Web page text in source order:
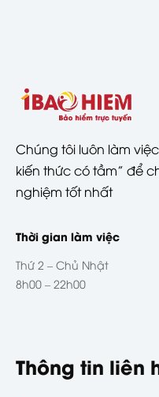
Chúng tôi luôn làm
kiến thức có tầm” để
nghiệm tốt nhất
Thời gian làm việc
Thứ 2 – Chủ Nhật
8h00 – 22h00
Thông tin liên